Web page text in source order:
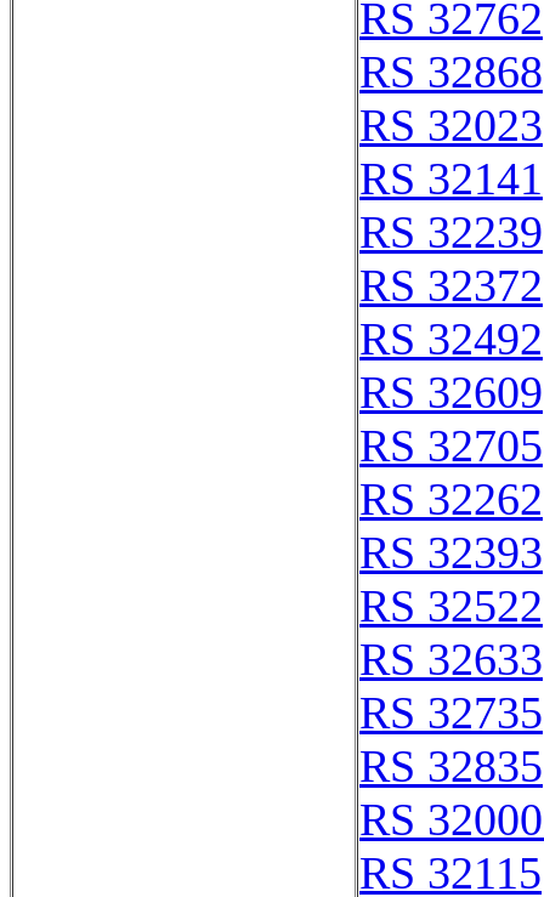
RS 32762
RS 32868
RS 32023
RS 32141
RS 32239
RS 32372
RS 32492
RS 32609
RS 32705
RS 32262
RS 32393
RS 32522
RS 32633
RS 32735
RS 32835
RS
RS 32115